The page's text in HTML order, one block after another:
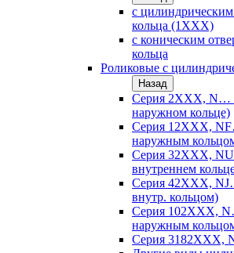
с
кольца (1ХХХ)
с коническим
кольца
Роликовые с
Назад
Серия 2ХХХ, N…
наружном кольце)
Серия 12ХХХ,
наружным
Серия 32ХХХ,
внутреннем
Серия 42ХХХ,
внутр. кольцом)
Серия 102ХХХ,
наружным
Серия